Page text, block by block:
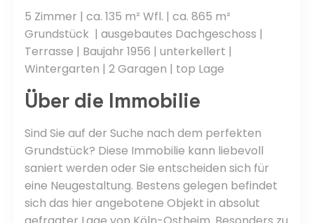
5 Zimmer | ca. 135 m² Wfl. | ca. 865 m²
Grundstück | ausgebautes Dachgeschoss |
Terrasse | Baujahr 1956 | unterkellert |
Wintergarten | 2 Garagen | top Lage
Über die Immobilie
Sind Sie auf der Suche nach dem perfekten
Grundstück? Diese Immobilie kann liebevoll
saniert werden oder Sie entscheiden sich für
eine Neugestaltung. Bestens gelegen befindet
sich das hier angebotene Objekt in absolut